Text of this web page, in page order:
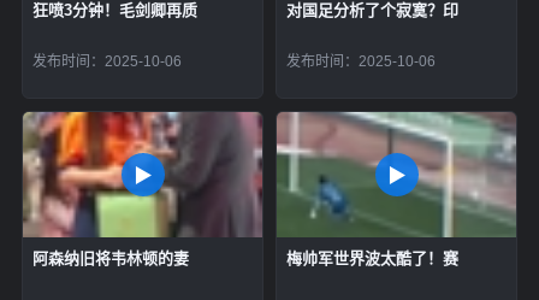
狂喷3分钟！毛剑卿再质
发布时间：2025-10-06
对国足分析了个寂寞？印
发布时间：2025-10-06
阿森纳旧将韦林顿的妻 梅帅军世界波太酷了！赛